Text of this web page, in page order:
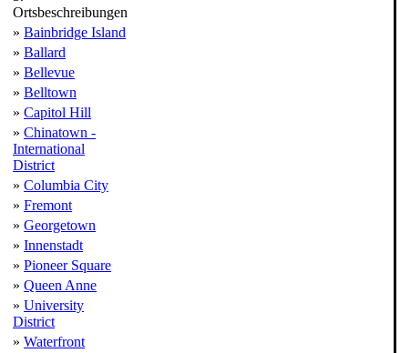
Ortsbeschreibungen
» Bainbridge Island
» Ballard
» Bellevue
» Belltown
» Capitol Hill
» Chinatown -
International
District
» Columbia City
» Fremont
» Georgetown
» Innenstadt
» Pioneer Square
» Queen Anne
» University
District
» Waterfront